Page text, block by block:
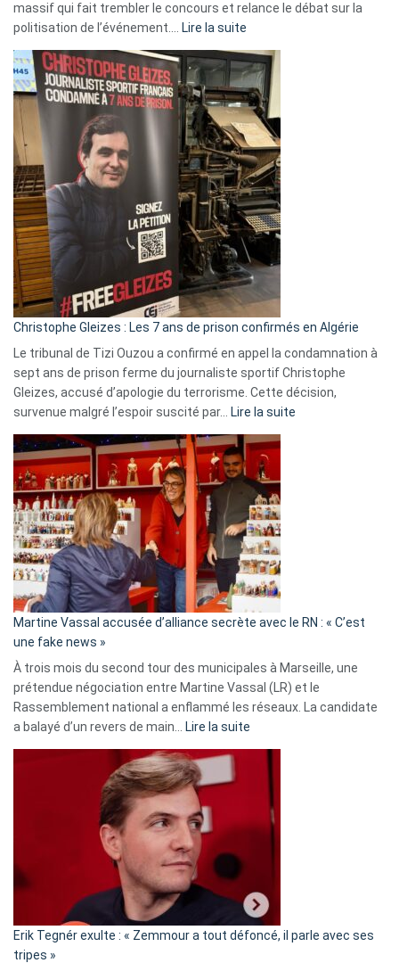
massif qui fait trembler le concours et relance le débat sur la
politisation de l’événement.… Lire la suite
Eurovision
2026
:
Pays-
Bas,
Espagne,
Irlande
et
Slovénie
rejettent
la
présence
d’Israël
Christophe Gleizes : Les 7 ans de prison confirmés en Algérie
Le tribunal de Tizi Ouzou a confirmé en appel la condamnation à
sept ans de prison ferme du journaliste sportif Christophe
Gleizes, accusé d’apologie du terrorisme. Cette décision,
survenue malgré l’espoir suscité par… Lire la suite
Algérie
Martine Vassal accusée d’alliance secrète avec le RN : « C’est
une fake news »
À trois mois du second tour des municipales à Marseille, une
prétendue négociation entre Martine Vassal (LR) et le
Rassemblement national a enflammé les réseaux. La candidate
a balayé d’un revers de main… Lire la suite
d’alliance
secrète
«
C’est
Erik Tegnér exulte : « Zemmour a tout défoncé, il parle avec ses
tripes »